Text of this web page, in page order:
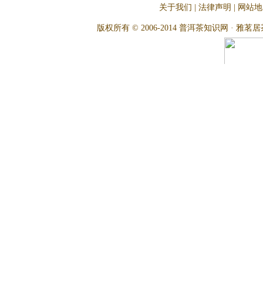
关于我们 法律声明 网站
版权所有 © 2006-2014 普洱茶知识网 · 雅茗